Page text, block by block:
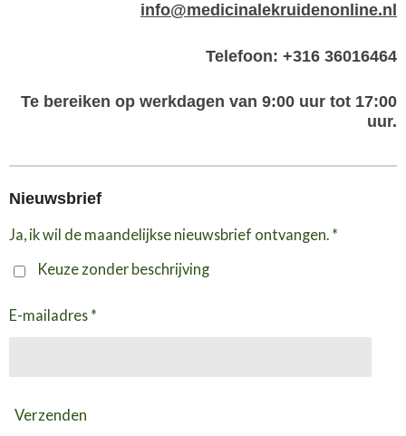
info@medicinalekruidenonline.nl
Telefoon: +316 36016464
Te bereiken op werkdagen van 9:00 uur tot 17:00
uur.
Nieuwsbrief
Ja, ik wil de maandelijkse nieuwsbrief ontvangen. *
Keuze zonder beschrijving
E-mailadres *
Verzenden